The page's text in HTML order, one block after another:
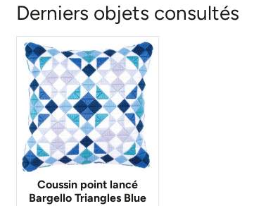
Derniers objets consultés
Coussin point lancé
Bargello Triangles Blue